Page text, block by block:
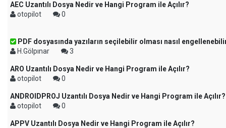
AEC Uzantılı Dosya Nedir ve Hangi Program ile Açılır?
otopilot
0
PDF dosyasında yazıların seçilebilir olması nasıl
H.Gölpınar
3
ARO Uzantılı Dosya Nedir ve Hangi Program ile Açılır?
otopilot
0
ANDROIDPROJ Uzantılı Dosya Nedir ve Hangi Program ile Açılır?
otopilot
0
APPV Uzantılı Dosya Nedir ve Hangi Program ile Açılır?